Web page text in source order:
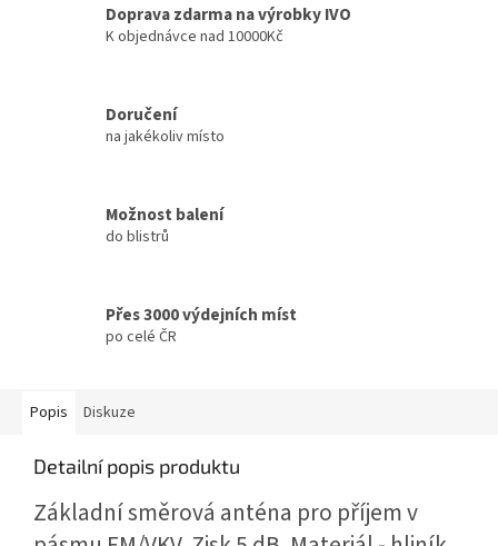
Doprava zdarma na výrobky IVO
K objednávce nad 10000Kč
Doručení
na jakékoliv místo
Možnost balení
do blistrů
Přes 3000 výdejních míst
po celé ČR
Popis Diskuze
Detailní popis produktu
Základní směrová anténa pro příjem v